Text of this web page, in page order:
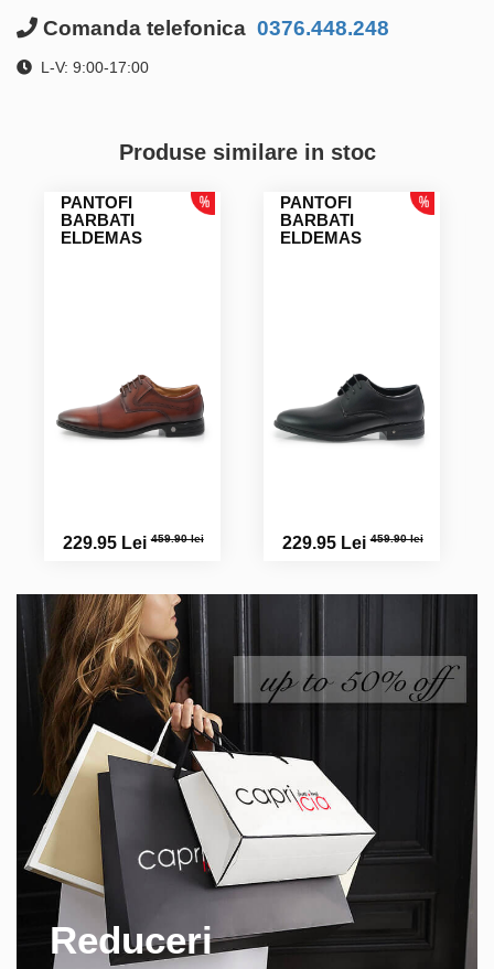
Comanda telefonica 0376.448.248
L-V: 9:00-17:00
Produse similare in stoc
PANTOFI
BARBATI
ELDEMAS
229.95 Lei459.90 lei
PANTOFI
BARBATI
ELDEMAS
229.95 Lei459.90 lei
Reduceri